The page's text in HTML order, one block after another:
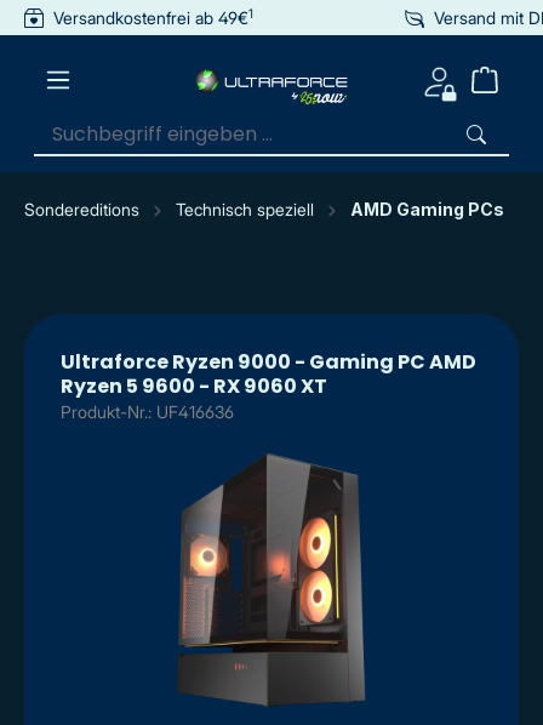
springen
Versandkostenfrei ab 49€1 Versand mit
Sondereditions Technisch speziell AMD Gaming PCs
Ultraforce Ryzen 9000 - Gaming PC AMD
Ryzen 5 9600 - RX 9060 XT
Produkt-Nr.: UF416636